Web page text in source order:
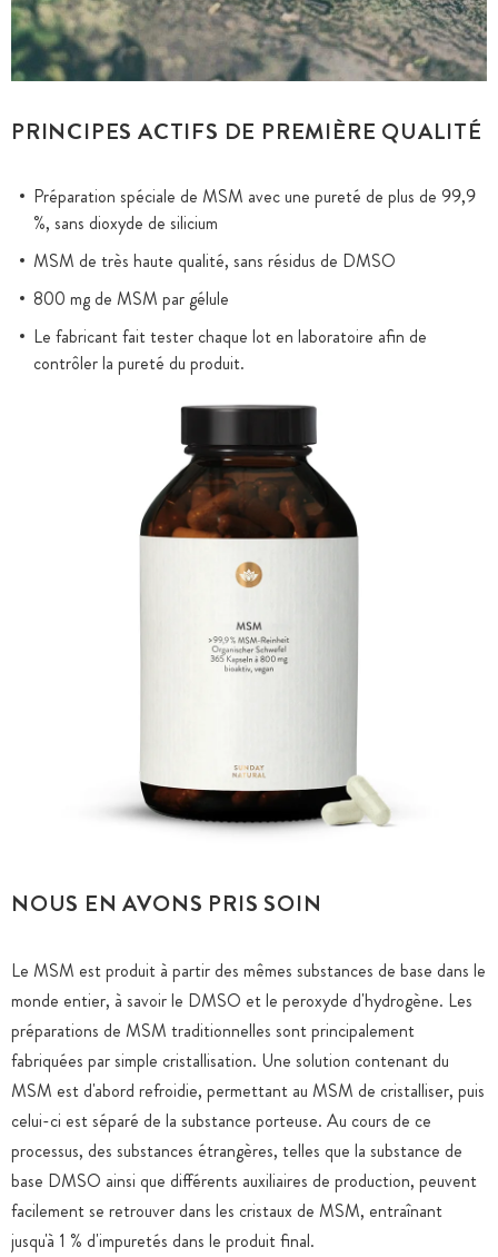
PRINCIPES ACTIFS DE PREMIÈRE QUALITÉ
Préparation spéciale de MSM avec une pureté de plus de 99,9
%, sans dioxyde de silicium
MSM de très haute qualité, sans résidus de DMSO
800 mg de MSM par gélule
Le fabricant fait tester chaque lot en laboratoire afin de
contrôler la pureté du produit.
NOUS EN AVONS PRIS SOIN
Le MSM est produit à partir des mêmes substances de base dans le
monde entier, à savoir le DMSO et le peroxyde d'hydrogène. Les
préparations de MSM traditionnelles sont principalement
fabriquées par simple cristallisation. Une solution contenant du
MSM est d'abord refroidie, permettant au MSM de cristalliser, puis
celui-ci est séparé de la substance porteuse. Au cours de ce
processus, des substances étrangères, telles que la substance de
base DMSO ainsi que différents auxiliaires de production, peuvent
facilement se retrouver dans les cristaux de MSM, entraînant
jusqu'à 1 % d'impuretés dans le produit final.